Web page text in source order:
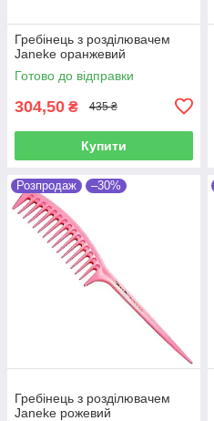
Гребінець з розділювачем
Janeke оранжевий
Готово до відправки
304,50 ₴ 435 ₴
Купити
Розпродаж –30%
Гребінець з розділювачем
Janeke рожевий